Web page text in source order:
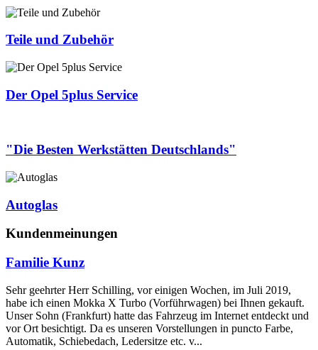
Teile und Zubehör
Der Opel 5plus Service
"Die Besten Werkstätten Deutschlands"
Autoglas
Kundenmeinungen
Familie Kunz
Sehr geehrter Herr Schilling, vor einigen Wochen, im Juli 2019,
habe ich einen Mokka X Turbo (Vorführwagen) bei Ihnen gekauft.
Unser Sohn (Frankfurt) hatte das Fahrzeug im Internet entdeckt und
vor Ort besichtigt. Da es unseren Vorstellungen in puncto Farbe,
Automatik, Schiebedach, Ledersitze etc. v...